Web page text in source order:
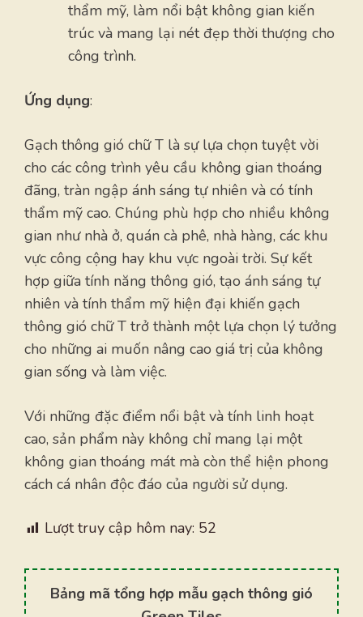
thẩm mỹ, làm nổi bật không gian kiến
trúc và mang lại nét đẹp thời thượng cho
công trình.
Ứng dụng:
Gạch thông gió chữ T là sự lựa chọn tuyệt vời
cho các công trình yêu cầu không gian thoáng
đãng, tràn ngập ánh sáng tự nhiên và có tính
thẩm mỹ cao. Chúng phù hợp cho nhiều không
gian như nhà ở, quán cà phê, nhà hàng, các khu
vực công cộng hay khu vực ngoài trời. Sự kết
hợp giữa tính năng thông gió, tạo ánh sáng tự
nhiên và tính thẩm mỹ hiện đại khiến gạch
thông gió chữ T trở thành một lựa chọn lý tưởng
cho những ai muốn nâng cao giá trị của không
gian sống và làm việc.
Với những đặc điểm nổi bật và tính linh hoạt
cao, sản phẩm này không chỉ mang lại một
không gian thoáng mát mà còn thể hiện phong
cách cá nhân độc đáo của người sử dụng.
Lượt truy cập hôm nay: 52
Bảng mã tổng hợp mẫu gạch thông gió